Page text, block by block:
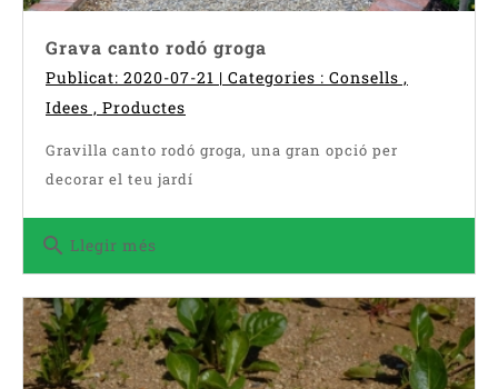
Grava canto rodó groga
Publicat: 2020-07-21 | Categories : Consells ,
Idees , Productes
Gravilla canto rodó groga, una gran opció per
decorar el teu jardí
search Llegir més